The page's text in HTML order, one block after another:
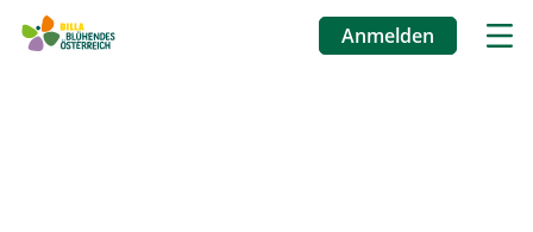
Anmelden